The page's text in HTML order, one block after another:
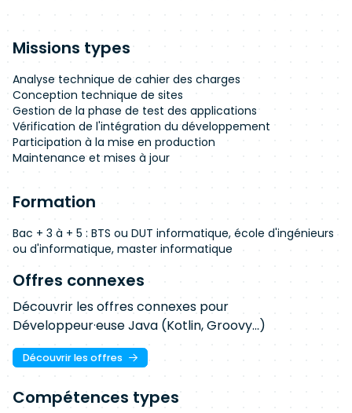
Missions types
Analyse technique de cahier des charges
Conception technique de sites
Gestion de la phase de test des applications
Vérification de l'intégration du développement
Participation à la mise en production
Maintenance et mises à jour
Formation
Bac + 3 à + 5 : BTS ou DUT informatique, école d'ingénieurs
ou d'informatique, master informatique
Offres connexes
Découvrir les offres connexes pour
Développeur·euse Java (Kotlin, Groovy...)
Découvrir les offres
Compétences types